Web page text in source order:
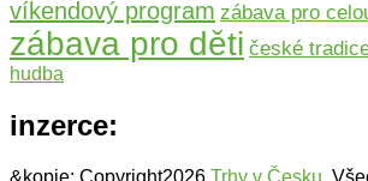
víkendový program zábava pro
zábava pro děti české
hudba
inzerce: